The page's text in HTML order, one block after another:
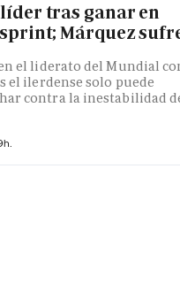
tras ganar en
Márquez
el liderato del Mundial
el ilerdense solo puede
contra la inestabilidad